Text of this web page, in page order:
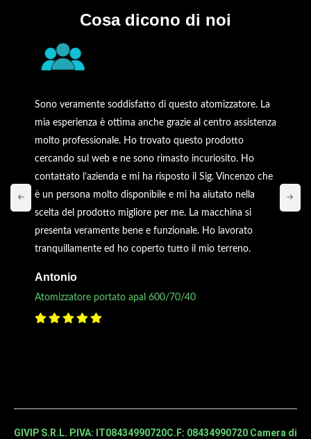
Cosa dicono di noi
Sono veramente soddisfatto di questo atomizzatore. La
mia esperienza è ottima anche grazie al centro assistenza
molto professionale. Ho trovato questo prodotto
cercando sul web e ne sono rimasto incuriosito. Ho
contattato l’azienda e mi ha risposto il Sig. Vincenzo che
è un persona molto disponibile e mi ha aiutato nella
scelta del prodotto migliore per me. La macchina si
presenta veramente bene e funzionale. Ho lavorato
tranquillamente ed ho coperto tutto il mio terreno.
Antonio
Atomizzatore portato apal 600/70/40
GIVIP S.R.L. P.IVA: IT08434990720C.F: 08434990720 Camera di